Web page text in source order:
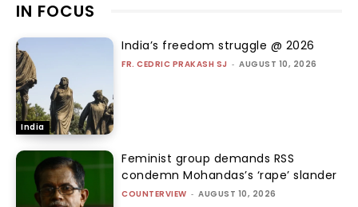
IN FOCUS
India
India’s freedom struggle @ 2026
FR. CEDRIC PRAKASH SJ - AUGUST 10, 2026
Feminist group demands RSS
condemn Mohandas’s ‘rape’ slander
COUNTERVIEW - AUGUST 10, 2026